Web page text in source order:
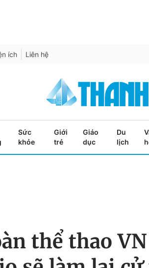
ích Liên hệ
Sức
khỏe
Giới
trẻ
Giáo
dục
Du
lịch
thể thao